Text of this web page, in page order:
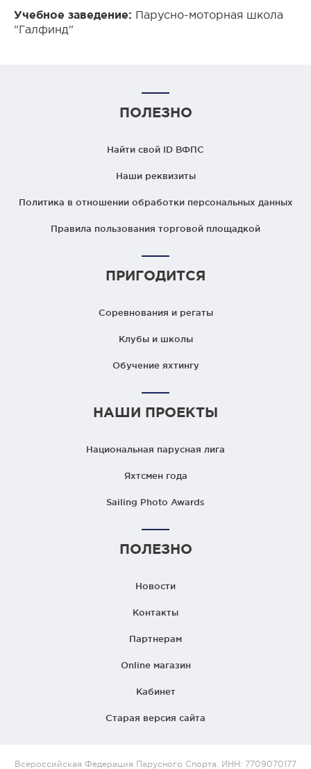
Учебное заведение: Парусно-моторная школа
"Галфинд"
ПОЛЕЗНО
Найти свой ID ВФПС
Наши реквизиты
Политика в отношении обработки персональных данных
Правила пользования торговой площадкой
ПРИГОДИТСЯ
Соревнования и регаты
Клубы и школы
Обучение яхтингу
НАШИ ПРОЕКТЫ
Национальная парусная лига
Яхтсмен года
Sailing Photo Awards
ПОЛЕЗНО
Новости
Контакты
Партнерам
Online магазин
Кабинет
Старая версия сайта
Всероссийская Федерация Парусного Спорта. ИНН: 7709070177